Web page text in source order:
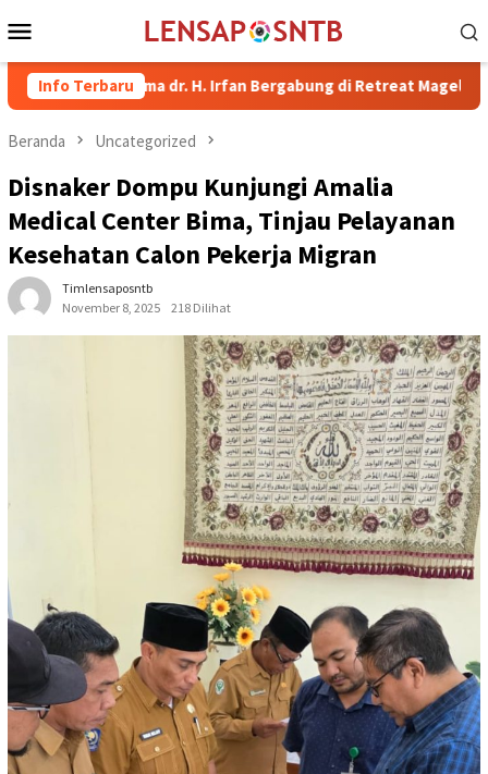
ke
Mobile
Info Terbaru
dr. H. Irfan Bergabung di Retreat Magelang Rutan
Beranda Uncategorized
Disnaker Dompu Kunjungi Amalia
Medical Center Bima, Tinjau Pelayanan
Kesehatan Calon Pekerja Migran
Timlensaposntb
November 8, 2025
218 Dilihat